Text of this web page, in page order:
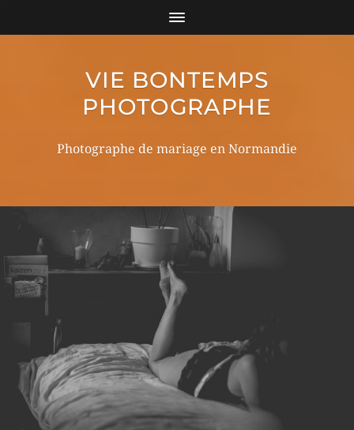
VIE BONTEMPS
PHOTOGRAPHE
Photographe de mariage en Normandie